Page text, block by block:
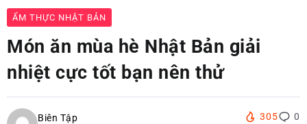
ẨM THỰC NHẬT BẢN
Món ăn mùa hè Nhật Bản giải
nhiệt cực tốt bạn nên thử
Biên Tập 305 0